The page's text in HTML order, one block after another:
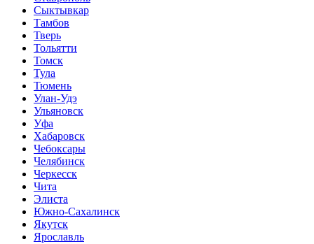
Сыктывкар
Тамбов
Тверь
Тольятти
Томск
Тула
Тюмень
Улан-Удэ
Ульяновск
Уфа
Хабаровск
Чебоксары
Челябинск
Черкесск
Чита
Элиста
Южно-Сахалинск
Якутск
Ярославль